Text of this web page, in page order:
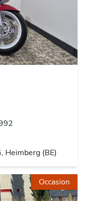
Heimberg (BE)
Occasion